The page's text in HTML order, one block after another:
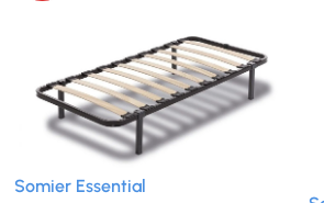
Somier Essential